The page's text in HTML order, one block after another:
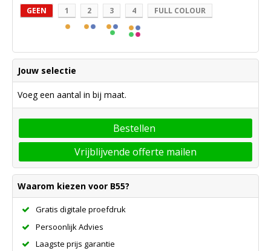
GEEN 1 2 3 4 FULL COLOUR
Jouw selectie
Voeg een aantal in bij maat.
Bestellen
Vrijblijvende offerte mailen
Waarom kiezen voor B55?
Gratis digitale proefdruk
Persoonlijk Advies
Laagste prijs garantie